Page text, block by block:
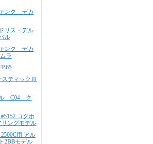
ンク デカ
リス・デル
ル
ンク デカ
ラ
スティックⅢ
ル C04 ク
コグホ
リングモデル
用 アル
2BBモデル